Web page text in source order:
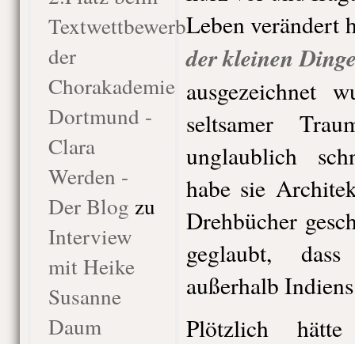
Textwettbewerb
der
Chorakademie
Dortmund -
Clara
Werden -
Der Blog zu
Interview
mit Heike
Susanne
Daum
Leben verändert
der kleinen
ausgezeichnet
seltsamer
unglaublich
habe sie
Drehbücher
geglaubt,
außerhalb
Plötzlich